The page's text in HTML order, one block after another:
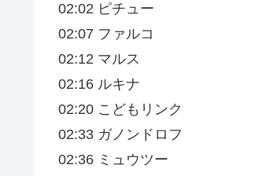
02:02 ピチュー
02:07 ファルコ
02:12 マルス
02:16 ルキナ
02:20 こどもリンク
02:33 ガノンドロフ
02:36 ミュウツー